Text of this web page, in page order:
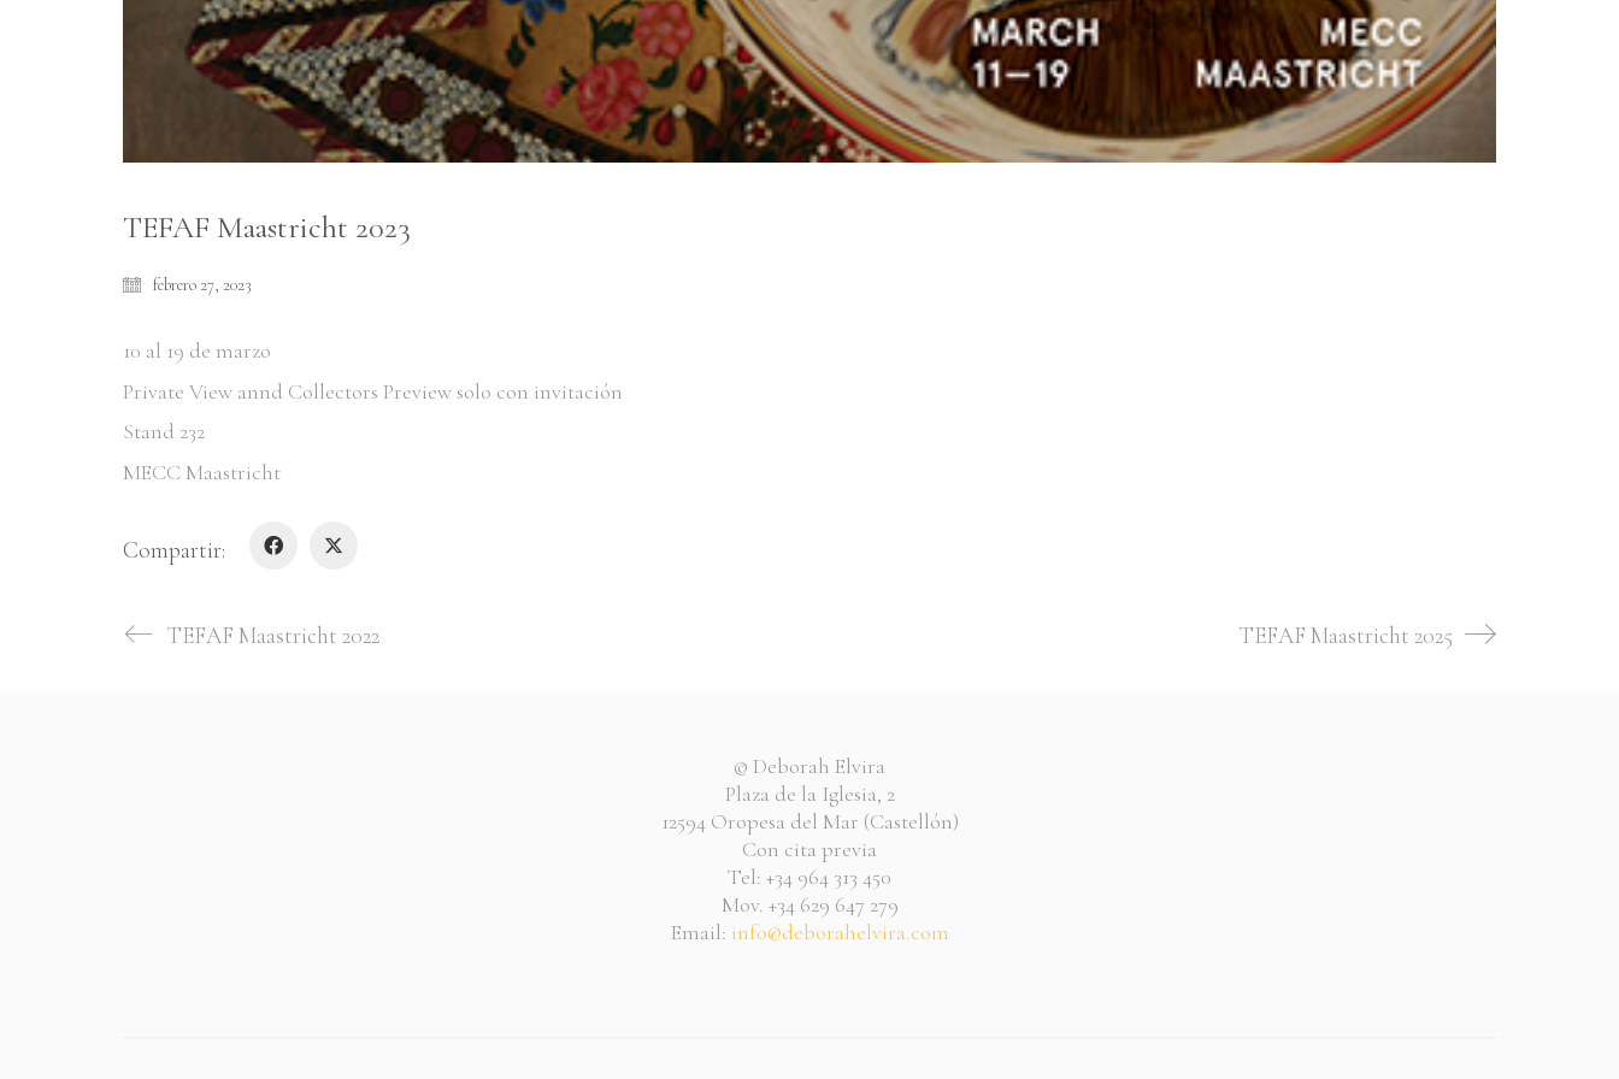
TEFAF Maastricht 2023
febrero 27, 2023
10 al 19 de marzo
Private View annd Collectors Preview solo con invitación
Stand 232
MECC Maastricht
Compartir:
TEFAF Maastricht 2022 TEFAF Maastricht 2025
© Deborah Elvira
Plaza de la Iglesia, 2
12594 Oropesa del Mar (Castellón)
Con cita previa
Tel: +34 964 313 450
Mov. +34 629 647 279
Email: info@deborahelvira.com